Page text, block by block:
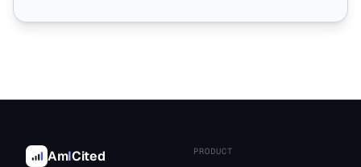
AmICited PRODUCT